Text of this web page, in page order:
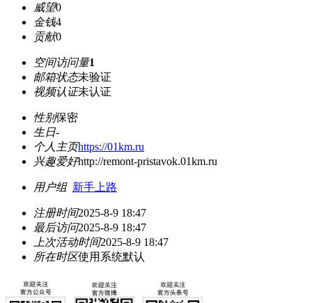
威望0
金钱4
贡献0
空间访问量1
邮箱状态未验证
视频认证未认证
性别保密
生日-
个人主页https://01km.ru
兴趣爱好http://remont-pristavok.01km.ru
用户组 新手上路
注册时间2025-8-9 18:47
最后访问2025-8-9 18:47
上次活动时间2025-8-9 18:47
所在时区使用系统默认